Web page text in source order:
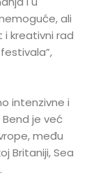
ali
kreativni rad
intenzivne i
je već
među
Britaniji, Sea